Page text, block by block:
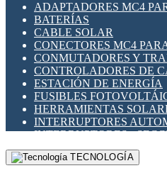
ADAPTADORES MC4
BATERÍAS
CABLE SOLAR
CONECTORES MC4
CONMUTADORES Y
CONTROLADORES DE
ESTACIÓN DE ENERGÍA
FUSIBLES
HERRAMIENTAS
INTERRUPTORES
INTERRUPTORES -
FOTOVOLTÁICOS
MONTAJE PANEL SOLAR
TECNOLOGÍA